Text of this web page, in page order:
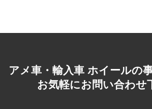
アメ車・輸入車 ホイールの
お気軽にお問い合わせ